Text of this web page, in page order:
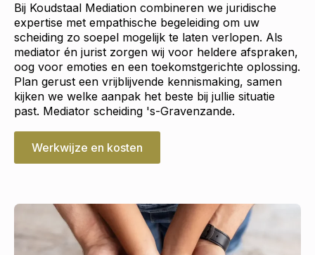
Bij Koudstaal Mediation combineren we juridische
expertise met empathische begeleiding om uw
scheiding zo soepel mogelijk te laten verlopen. Als
mediator én jurist zorgen wij voor heldere afspraken,
oog voor emoties en een toekomstgerichte oplossing.
Plan gerust een vrijblijvende kennismaking, samen
kijken we welke aanpak het beste bij jullie situatie
past. Mediator scheiding 's-Gravenzande.
Werkwijze en kosten